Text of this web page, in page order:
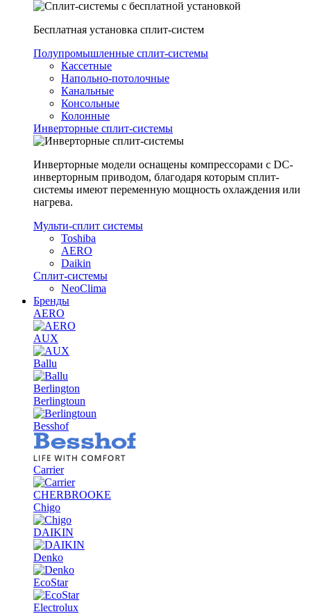
Бесплатная установка сплит-систем
Полупромышленные сплит-системы
Кассетные
Напольно-потолочные
Канальные
Консольные
Колонные
Инверторные сплит-системы
Инверторные модели оснащены компрессорами с DC-
инверторным приводом, благодаря которым сплит-
системы имеют переменную мощность охлаждения или
нагрева.
Мульти-сплит системы
Toshiba
AERO
Daikin
Сплит-системы
NeoClima
Бренды
AERO
AUX
Ballu
Berlington
Berlingtoun
Besshof
Carrier
CHERBROOKE
Chigo
DAIKIN
Denko
EcoStar
Electrolux